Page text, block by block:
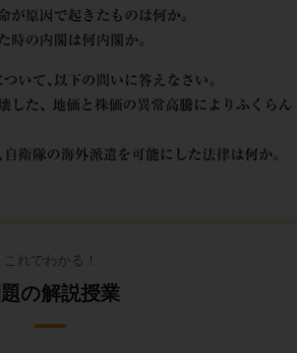
これでわかる！
の解説授業